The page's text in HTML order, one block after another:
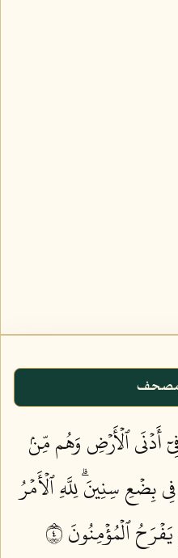
أَدۡنَى ٱلۡأَرۡضِ وَهُم مِّنۢ
فِي بِضۡعِ سِنِينَۗ لِلَّهِ ٱلۡأَمۡرُ
ٱلۡمُؤۡمِنُونَ ٤